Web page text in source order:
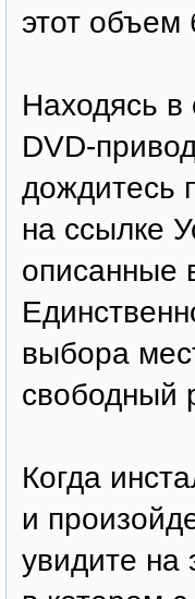
этот объем
Находясь в
DVD-
дождитесь
на ссылке
описанные
выбора
свободный
Когда
и
увидите на